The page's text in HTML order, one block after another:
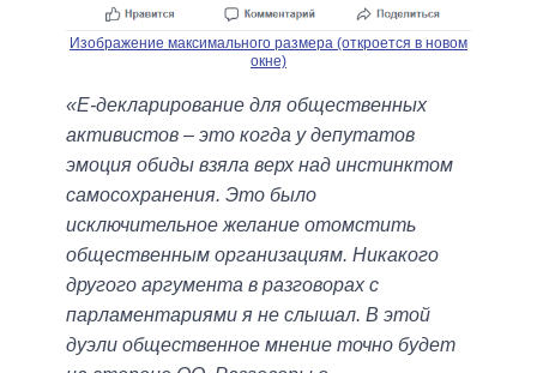
Изображение максимального размера (откроется в новом
окне)
«Е-декларирование для общественных
активистов – это когда у депутатов
эмоция обиды взяла верх над инстинктом
самосохранения. Это было
исключительное желание отомстить
общественным организациям. Никакого
другого аргумента в разговорах с
парламентариями я не слышал. В этой
дуэли общественное мнение точно будет